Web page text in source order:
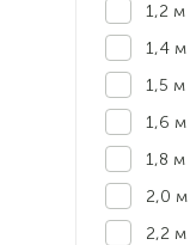
1,2 м
1,4 м
1,5 м
1,6 м
1,8 м
2,0 м
2,2 м